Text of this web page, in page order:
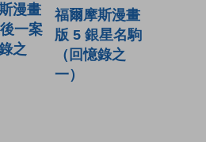
漫畫
一案
之
福爾摩斯漫畫
版 5 銀星名駒
（回憶錄之
一）